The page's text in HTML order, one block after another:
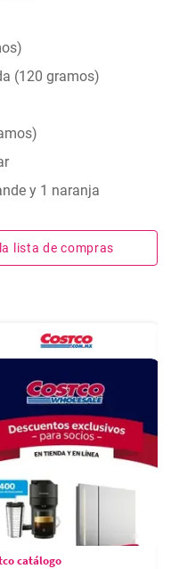
(120 gramos)
y 1 naranja
lista de compras
catálogo